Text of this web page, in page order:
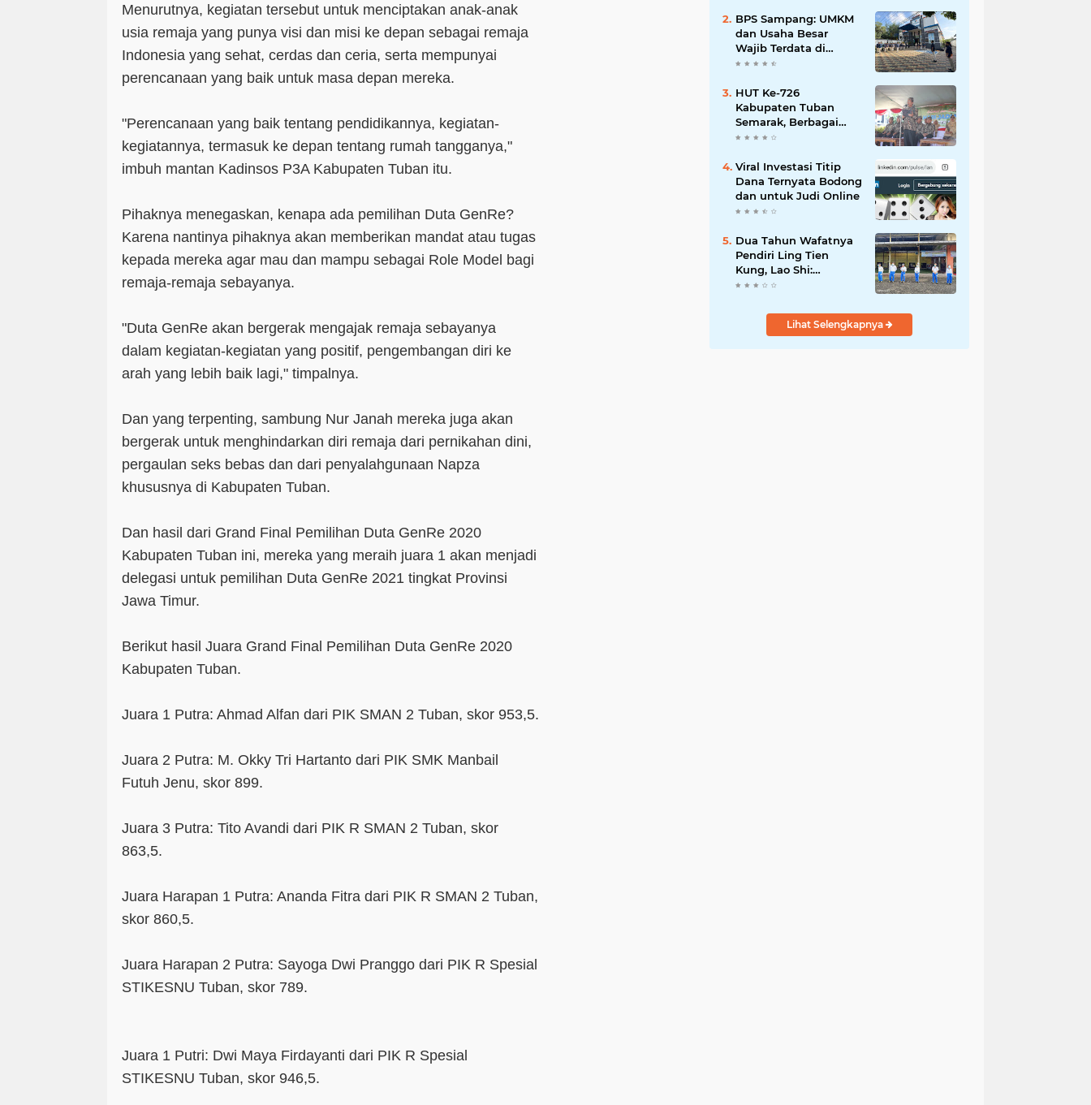
Menurutnya, kegiatan tersebut untuk menciptakan anak-anak
usia remaja yang punya visi dan misi ke depan sebagai remaja
Indonesia yang sehat, cerdas dan ceria, serta mempunyai
perencanaan yang baik untuk masa depan mereka.
"Perencanaan yang baik tentang pendidikannya, kegiatan-
kegiatannya, termasuk ke depan tentang rumah tangganya,"
imbuh mantan Kadinsos P3A Kabupaten Tuban itu.
Pihaknya menegaskan, kenapa ada pemilihan Duta GenRe?
Karena nantinya pihaknya akan memberikan mandat atau tugas
kepada mereka agar mau dan mampu sebagai Role Model bagi
remaja-remaja sebayanya.
"Duta GenRe akan bergerak mengajak remaja sebayanya
dalam kegiatan-kegiatan yang positif, pengembangan diri ke
arah yang lebih baik lagi," timpalnya.
Dan yang terpenting, sambung Nur Janah mereka juga akan
bergerak untuk menghindarkan diri remaja dari pernikahan dini,
pergaulan seks bebas dan dari penyalahgunaan Napza
khususnya di Kabupaten Tuban.
Dan hasil dari Grand Final Pemilihan Duta GenRe 2020
Kabupaten Tuban ini, mereka yang meraih juara 1 akan menjadi
delegasi untuk pemilihan Duta GenRe 2021 tingkat Provinsi
Jawa Timur.
Berikut hasil Juara Grand Final Pemilihan Duta GenRe 2020
Kabupaten Tuban.
Juara 1 Putra: Ahmad Alfan dari PIK SMAN 2 Tuban, skor 953,5.
Juara 2 Putra: M. Okky Tri Hartanto dari PIK SMK Manbail
Futuh Jenu, skor 899.
Juara 3 Putra: Tito Avandi dari PIK R SMAN 2 Tuban, skor
863,5.
Juara Harapan 1 Putra: Ananda Fitra dari PIK R SMAN 2 Tuban,
skor 860,5.
Juara Harapan 2 Putra: Sayoga Dwi Pranggo dari PIK R Spesial
STIKESNU Tuban, skor 789.
Juara 1 Putri: Dwi Maya Firdayanti dari PIK R Spesial
STIKESNU Tuban, skor 946,5.
Mahdi: Ajang
Silaturrahmi dan
Media Komunikasi
Antar-Kades untuk
BPS Sampang: UMKM
dan Usaha Besar
Wajib Terdata di
Sensus Ekonomi 2026,
Sasaran
HUT Ke-726
Kabupaten Tuban
Semarak, Berbagai
Prestasinya Pun
Viral Investasi Titip
Dana Ternyata Bodong
dan untuk Judi Online
Dua Tahun Wafatnya
Pendiri Ling Tien
Kung, Lao Shi:
Amanah Harus Kita
Lihat Selengkapnya